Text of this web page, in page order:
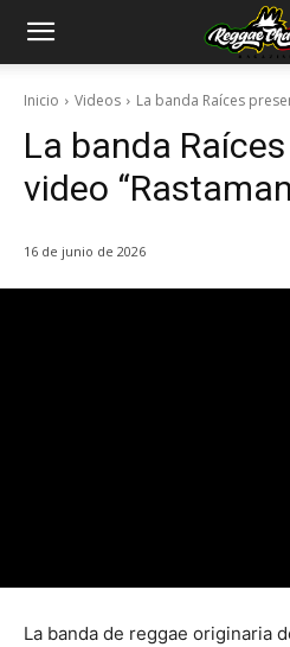
Inicio Videos La banda Raíces
La banda
video
16 de junio de 2026
La banda de reggae originaria